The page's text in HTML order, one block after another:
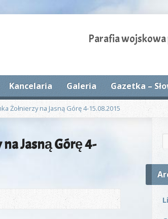
Parafia wojskowa
Kancelaria Galeria Gazetka –
Żołnierzy na Jasną Górę 4-15.08.2015
Jasną Górę 4-